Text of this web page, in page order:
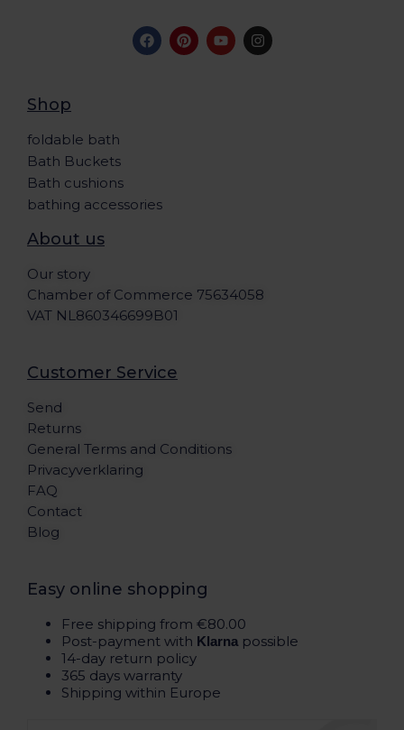
Shop
foldable bath
Bath Buckets
Bath cushions
bathing accessories
About us
Our story
Chamber of Commerce 75634058
VAT NL860346699B01
Customer Service
Send
Returns
General Terms and Conditions
Privacyverklaring
FAQ
Contact
Blog
Easy online shopping
Free shipping from €80.00
Post-payment with Klarnapossible
14-day return policy
365 days warranty
Shipping within Europe